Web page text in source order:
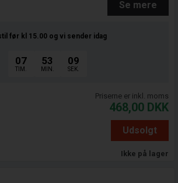
Se mere
før kl 15.00 og vi sender idag
07
TIM.
53
MIN.
08
SEK.
Priserne er inkl. moms
468,00 DKK
Udsolgt
Ikke på lager